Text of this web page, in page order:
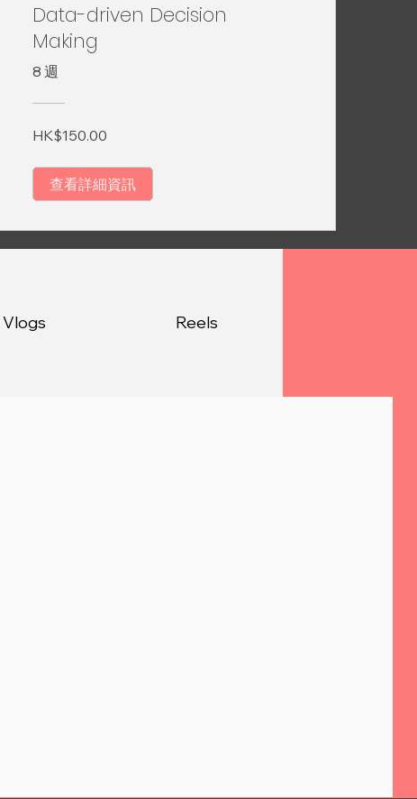
Data-driven Decision
Making
8 週
HK$150.00
查看詳細資訊
Vlogs Reels